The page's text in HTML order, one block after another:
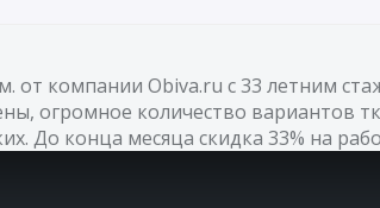
от компании Obiva.ru с 33 летним
огромное количество вариантов
До конца месяца скидка 33% на